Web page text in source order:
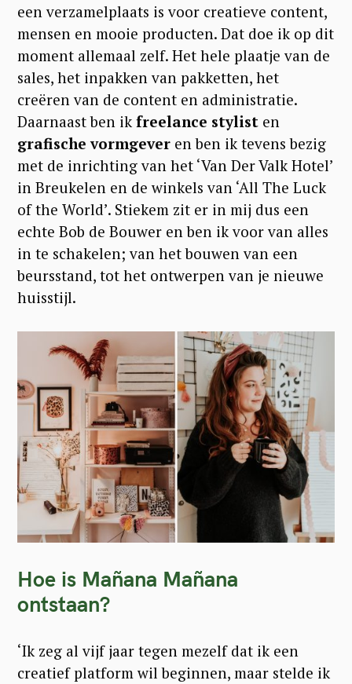
een verzamelplaats is voor creatieve content,
mensen en mooie producten. Dat doe ik op dit
moment allemaal zelf. Het hele plaatje van de
sales, het inpakken van pakketten, het
creëren van de content en administratie.
Daarnaast ben ik freelance stylist en
grafische vormgever en ben ik tevens bezig
met de inrichting van het ‘Van Der Valk Hotel’
in Breukelen en de winkels van ‘All The Luck
of the World’. Stiekem zit er in mij dus een
echte Bob de Bouwer en ben ik voor van alles
in te schakelen; van het bouwen van een
beursstand, tot het ontwerpen van je nieuwe
huisstijl.
Hoe is Mañana Mañana
ontstaan?
‘Ik zeg al vijf jaar tegen mezelf dat ik een
creatief platform wil beginnen, maar stelde ik